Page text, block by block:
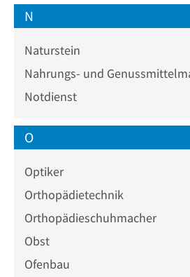
N
Naturstein
Nahrungs- und
Notdienst
O
Optiker
Orthopädietechnik
Orthopädieschuhmacher
Obst
Ofenbau